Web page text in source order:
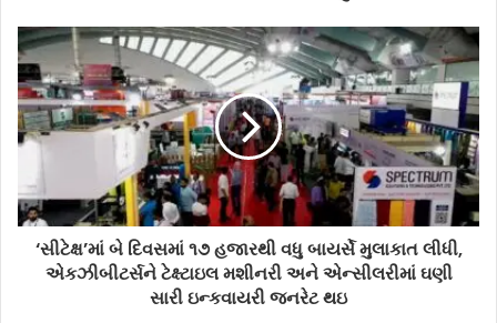
‘સીટેક્ષ’માં બે દિવસમાં ૧૭ હજારથી વધુ બાયર્સે મુલાકાત લીધી,
એકઝીબીટર્સને ટેક્ષ્ટાઇલ મશીનરી અને એન્સીલરીમાં ઘણી
સારી ઇન્કવાયરી જનરેટ થઇ